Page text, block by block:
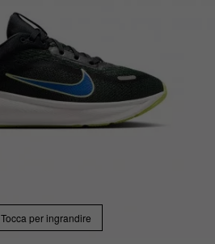
Tocca per ingrandire